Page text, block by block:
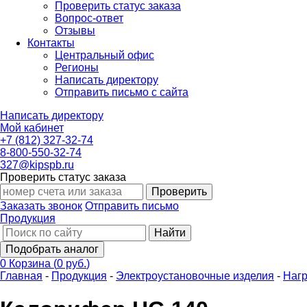
Проверить статус заказа
Вопрос-ответ
Отзывы
Контакты
Центральный офис
Регионы
Написать директору
Отправить письмо с сайта
Написать директору
Мой кабинет
+7 (812) 327-32-74
8-800-550-32-74
327@kipspb.ru
Проверить статус заказа
Проверить
Заказать звонок Отправить письмо
Продукция
Найти
Подобрать аналог
0 Корзина (0 руб.)
Главная - Продукция - Электроустановочные изделия -